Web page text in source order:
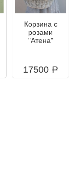
Корзина с
розами
"Атена"
17500 a